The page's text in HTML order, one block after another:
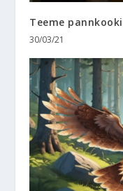
Teeme pannkooki
30/03/21